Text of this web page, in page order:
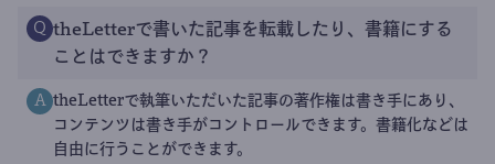
Q theLetterで書いた記事を転載したり、書籍にする
ことはできますか？
A theLetterで執筆いただいた記事の著作権は書き手にあり、
コンテンツは書き手がコントロールできます。書籍化などは
自由に行うことができます。